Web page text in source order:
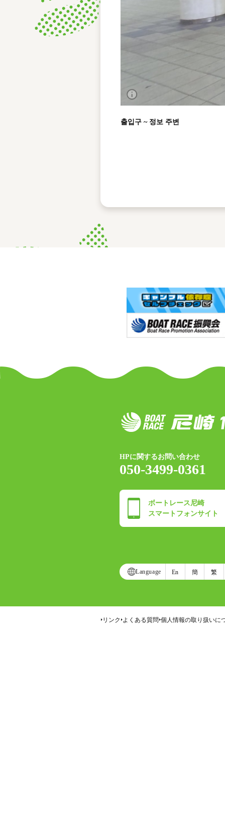
출입구 ~ 정보 주변
HPに関するお問い合わせ
050-3499-0361
ボートレース尼崎
スマートフォンサイト
Language En 簡 繁
リンク よくある質問 個人情報の取り扱いに